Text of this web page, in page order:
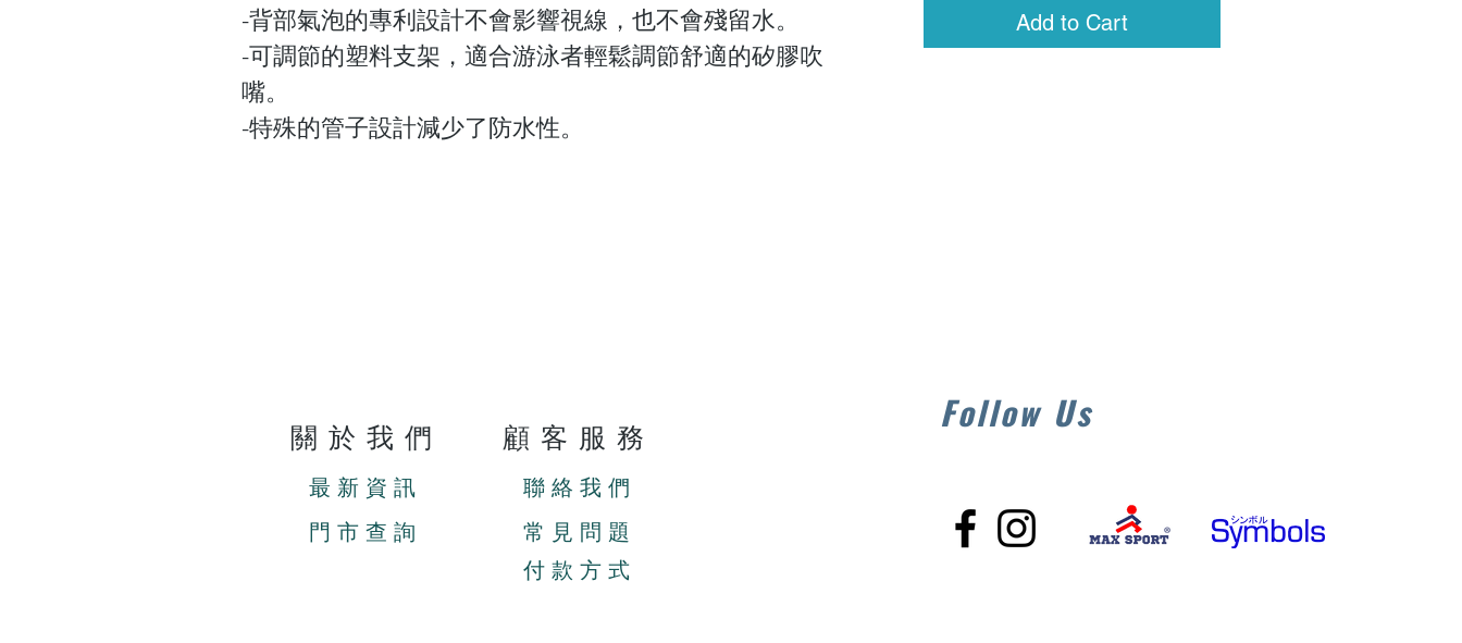
-背部氣泡的專利設計不會影響視線，也不會殘留水。
-可調節的塑料支架，適合游泳者輕鬆調節舒適的矽膠吹
嘴。
-特殊的管子設計減少了防水性。
Add to Cart
關於我們
最新資訊
門市查詢
顧客服務
聯絡我們
常見問題
Follow Us
付款方式